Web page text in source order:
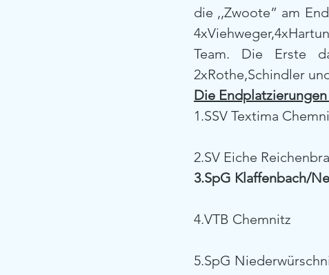
die ,,Zwoote” am
Team. Die Erste
2xRothe,Schindler
Die
1.SSV Textima
2.SV Eiche
3.SpG Klaffenbach/
4.VTB Chemnitz
5.SpG